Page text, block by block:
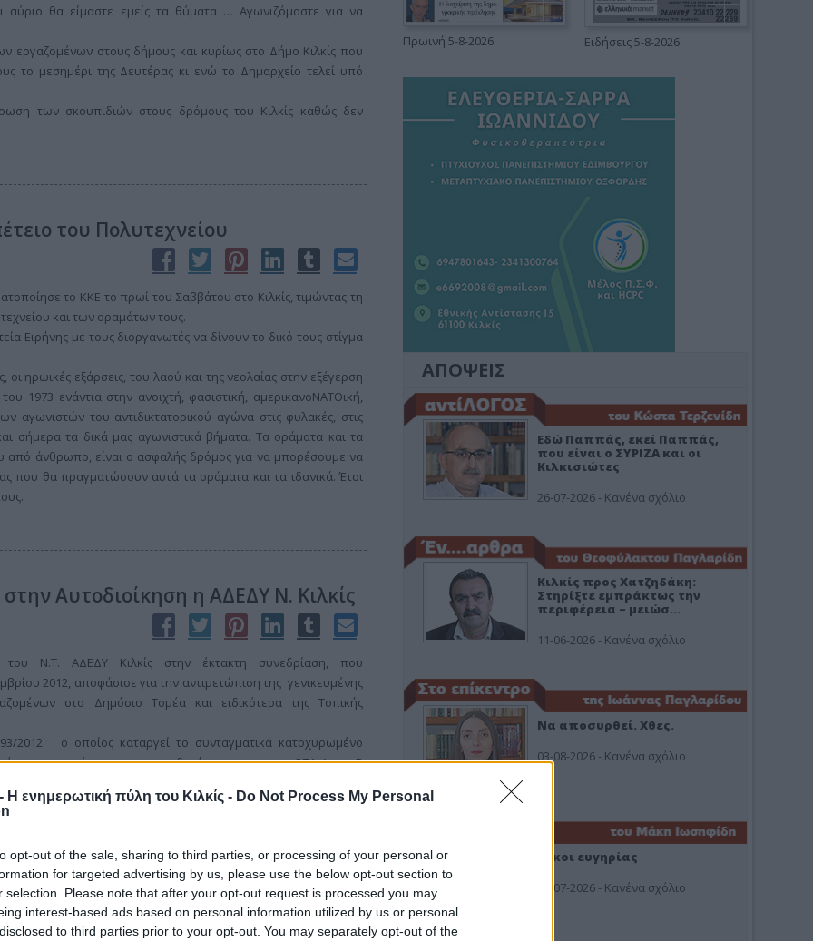
Η ενημερωτική πύλη του Κιλκίς - Do Not Process My Personal
opt-out of the sale, sharing to third parties, or processing of your personal or
for targeted advertising by us, please use the below opt-out section to
selection. Please note that after your opt-out request is processed you may
interest-based ads based on personal information utilized by us or personal
to third parties prior to your opt-out. You may separately opt-out of the
αύριο θα είμαστε εμείς τα θύματα … Αγωνιζόμαστε για να
εργαζομένων στους δήμους και κυρίως στο Δήμο Κιλκίς που
το μεσημέρι της Δευτέρας κι ενώ το Δημαρχείο τελεί υπό
των σκουπιδιών στους δρόμους του Κιλκίς καθώς δεν
του Πολυτεχνείου
το ΚΚΕ το πρωί του Σαββάτου στο Κιλκίς, τιμώντας τη
και των οραμάτων τους.
Ειρήνης με τους διοργανωτές να δίνουν το δικό τους στίγμα
οι ηρωικές εξάρσεις, του λαού και της νεολαίας στην εξέγερση
1973 ενάντια στην ανοιχτή, φασιστική, αμερικανοΝΑΤΟική,
αγωνιστών του αντιδικτατορικού αγώνα στις φυλακές, στις
σήμερα τα δικά μας αγωνιστικά βήματα. Τα οράματα και τα
από άνθρωπο, είναι ο ασφαλής δρόμος για να μπορέσουμε να
που θα πραγματώσουν αυτά τα οράματα και τα ιδανικά. Έτσι
Αυτοδιοίκηση η ΑΔΕΔΥ Ν. Κιλκίς
του Ν.Τ. ΑΔΕΔΥ Κιλκίς στην έκτακτη συνεδρίαση, που
2012, αποφάσισε για την αντιμετώπιση της γενικευμένης
στο Δημόσιο Τομέα και ειδικότερα της Τοπικής
2012 ο οποίος καταργεί το συνταγματικά κατοχυρωμένο
περαιτέρω τις χρηματοδοτήσεις προς τους ΟΤΑ Α και Β
κάθε Δήμο, με σκοπό την επιβολή επιπλέον φόρους στους
πιο δίκαιο σύστημα
Πρωινή 5-8-2026 Ειδήσεις 5-8-2026
ΑΠΟΨΕΙΣ
Εδώ Παππάς, εκεί Παππάς,
που είναι ο ΣΥΡΙΖΑ και οι
Κιλκισιώτες
26-07-2026 - Κανένα σχόλιο
Κιλκίς προς Χατζηδάκη:
Στηρίξτε εμπράκτως την
περιφέρεια – μειώσ…
11-06-2026 - Κανένα σχόλιο
Να αποσυρθεί. Χθες.
03-08-2026 - Κανένα σχόλιο
Οίκοι ευγηρίας
24-07-2026 - Κανένα σχόλιο